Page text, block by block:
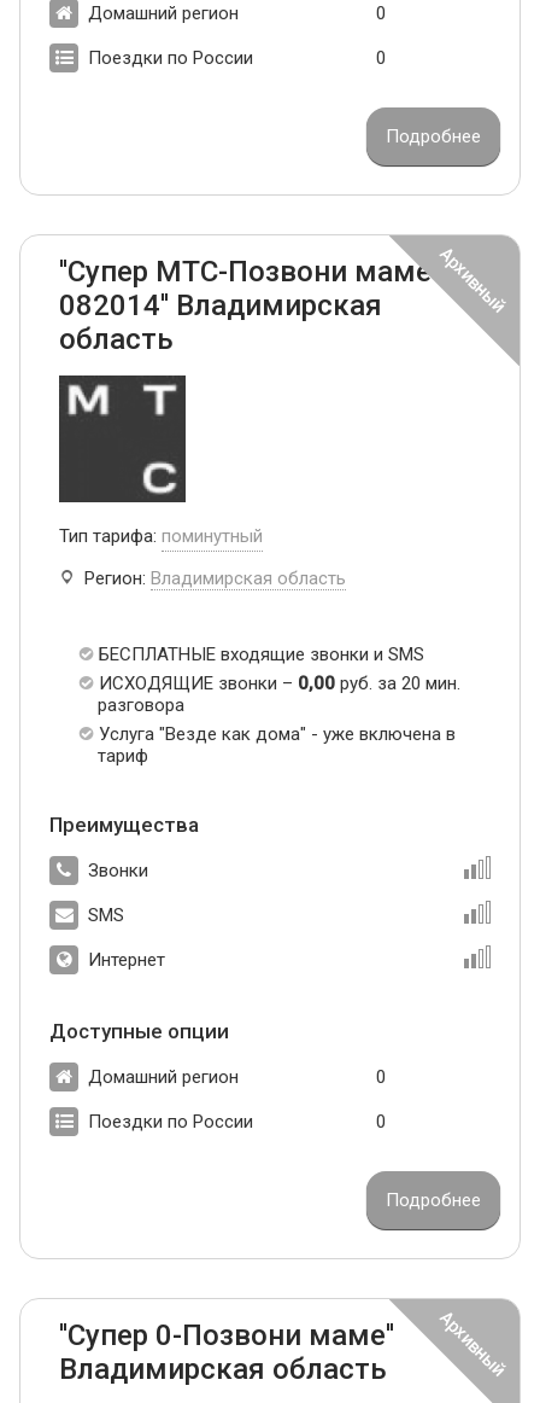
Домашний регион 0
Поездки по России 0
Подробнее
''Супер МТС-Позвони маме
082014'' Владимирская
область
Тип тарифа: поминутный
Регион: Владимирская область
БЕСПЛАТНЫЕ входящие звонки и SMS
ИСХОДЯЩИЕ звонки – 0,00 руб. за 20 мин.
разговора
Услуга "Везде как дома" - уже включена в
тариф
Преимущества
Звонки
SMS
Интернет
Доступные опции
Домашний регион 0
Поездки по России 0
Подробнее
''Супер 0-Позвони маме''
Владимирская область